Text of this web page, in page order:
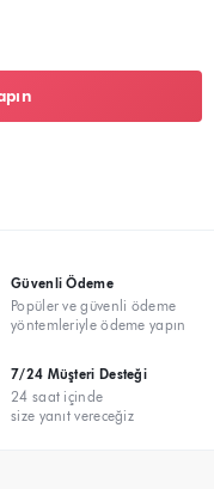
Güvenli Ödeme
Popüler ve güvenli ödeme
yöntemleriyle ödeme yapın
7/24 Müşteri Desteği
24 saat içinde
size yanıt vereceğiz